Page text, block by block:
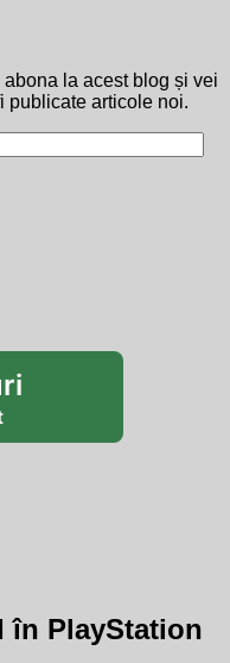
abona la acest blog și vei
publicate articole noi.
în PlayStation